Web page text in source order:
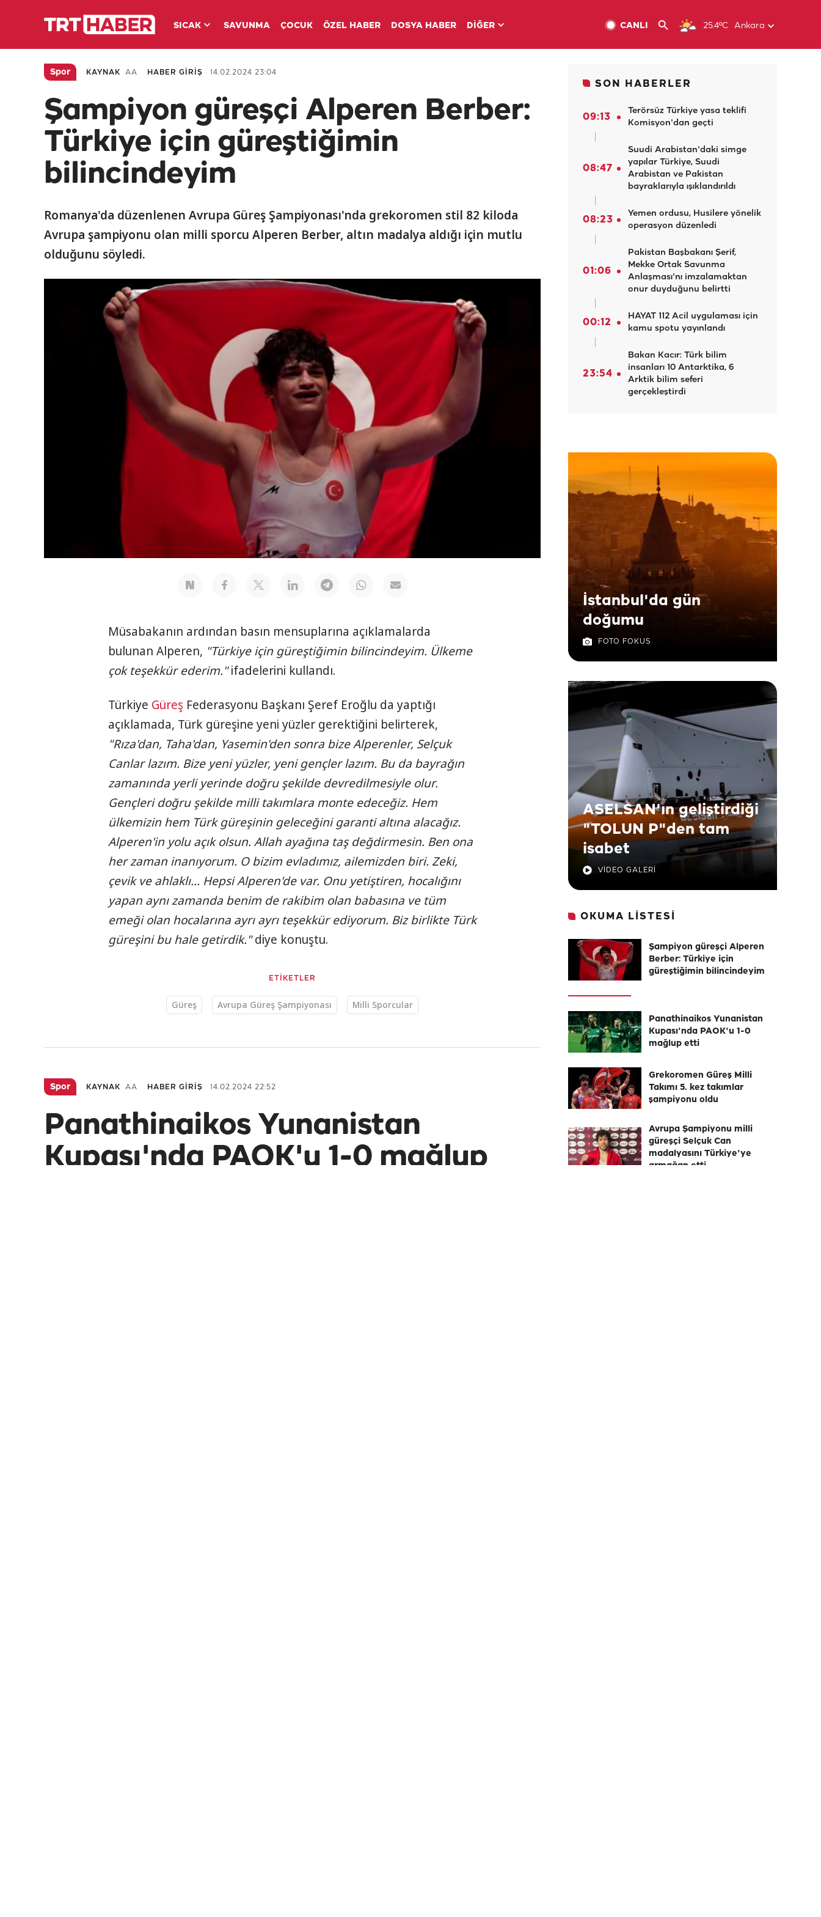
SICAK SAVUNMA ÇOCUK ÖZEL HABER DOSYA HABER DİĞER 25.4ºC Ankara
CANLI
Spor KAYNAK AA HABER GİRİŞ 14.02.2024 23:04
Şampiyon güreşçi Alperen Berber:
Türkiye için güreştiğimin
bilincindeyim
Romanya'da düzenlenen Avrupa Güreş Şampiyonası'nda grekoromen stil 82 kiloda
Avrupa şampiyonu olan milli sporcu Alperen Berber, altın madalya aldığı için mutlu
olduğunu söyledi.
Müsabakanın ardından basın mensuplarına açıklamalarda
bulunan Alperen, "Türkiye için güreştiğimin bilincindeyim. Ülkeme
çok teşekkür ederim."ifadelerini kullandı.
Türkiye Güreş Federasyonu Başkanı Şeref Eroğlu da yaptığı
açıklamada, Türk güreşine yeni yüzler gerektiğini belirterek,
"Rıza'dan, Taha'dan, Yasemin'den sonra bize Alperenler, Selçuk
Canlar lazım. Bize yeni yüzler, yeni gençler lazım. Bu da bayrağın
zamanında yerli yerinde doğru şekilde devredilmesiyle olur.
Gençleri doğru şekilde milli takımlara monte edeceğiz. Hem
ülkemizin hem Türk güreşinin geleceğini garanti altına alacağız.
Alperen'in yolu açık olsun. Allah ayağına taş değdirmesin. Ben ona
her zaman inanıyorum. O bizim evladımız, ailemizden biri. Zeki,
çevik ve ahlaklı... Hepsi Alperen'de var. Onu yetiştiren, hocalığını
yapan aynı zamanda benim de rakibim olan babasına ve tüm
emeği olan hocalarına ayrı ayrı teşekkür ediyorum. Biz birlikte Türk
güreşini bu hale getirdik."diye konuştu.
ETİKETLER
Güreş Avrupa Güreş Şampiyonası Milli Sporcular
Spor KAYNAK AA HABER GİRİŞ 14.02.2024 22:52
Panathinaikos Yunanistan
Kupası'nda PAOK'u 1-0 mağlup
SON HABERLER
09:13
Terörsüz Türkiye yasa teklifi
Komisyon'dan geçti
08:47
Suudi Arabistan'daki simge
yapılar Türkiye, Suudi
Arabistan ve Pakistan
bayraklarıyla ışıklandırıldı
08:23
Yemen ordusu, Husilere yönelik
operasyon düzenledi
01:06
Pakistan Başbakanı Şerif,
Mekke Ortak Savunma
Anlaşması'nı imzalamaktan
onur duyduğunu belirtti
00:12
HAYAT 112 Acil uygulaması için
kamu spotu yayınlandı
23:54
Bakan Kacır: Türk bilim
insanları 10 Antarktika, 6
Arktik bilim seferi
gerçekleştirdi
İstanbul'da gün
doğumu
FOTO FOKUS
ASELSAN'ın geliştirdiği
"TOLUN P"den tam
isabet
VİDEO GALERİ
OKUMA LİSTESİ
Şampiyon güreşçi Alperen
Berber: Türkiye için
güreştiğimin bilincindeyim
Panathinaikos Yunanistan
Kupası'nda PAOK'u 1-0
mağlup etti
Grekoromen Güreş Milli
Takımı 5. kez takımlar
şampiyonu oldu
Avrupa Şampiyonu milli
güreşçi Selçuk Can
madalyasını Türkiye'ye
armağan etti